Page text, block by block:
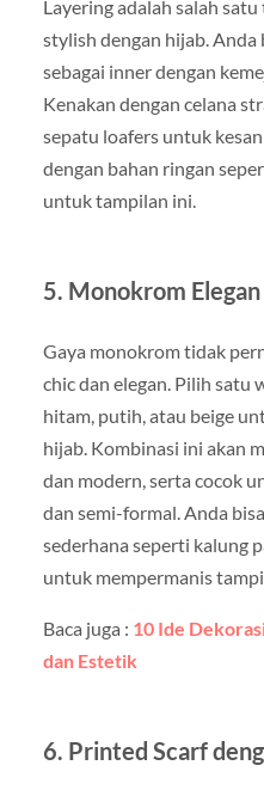
Layering adalah salah
stylish dengan hijab. Anda
sebagai inner dengan
Kenakan dengan celana
sepatu loafers untuk
dengan bahan ringan
untuk tampilan ini.
5. Monokrom Elegan
Gaya monokrom tidak
chic dan elegan. Pilih satu
hitam, putih, atau beige
hijab. Kombinasi ini akan
dan modern, serta cocok
dan semi-formal. Anda
sederhana seperti kalung
untuk mempermanis
Baca juga : 10 Ide
dan Estetik
6. Printed Scarf